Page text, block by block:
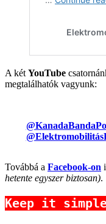
A két YouTube
megtalálhatók vagyunk:
Továbbá a Facebook-on
hetente egyszer biztosan).
Keep it